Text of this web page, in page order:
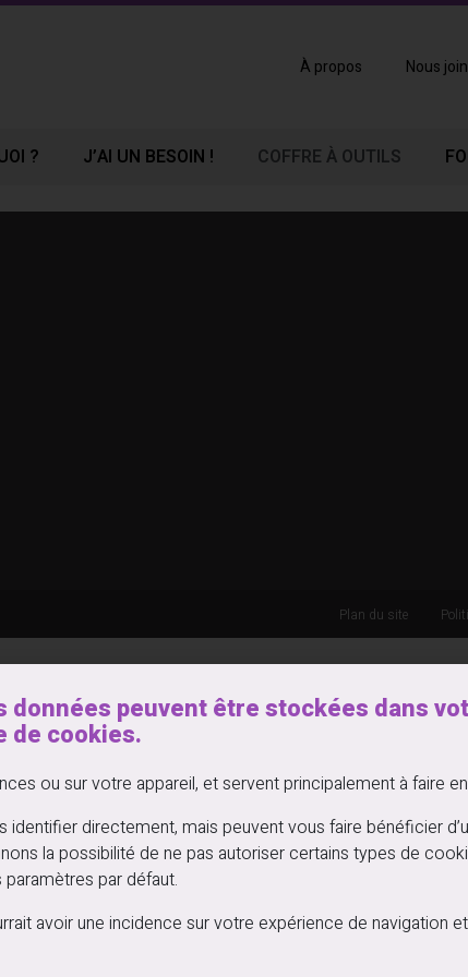
À propos Nous
? J’AI UN BESOIN ! COFFRE À OUTILS
Plan du site
données peuvent être stockées dans
de cookies.
ou sur votre appareil, et servent principalement à faire
directement, mais peuvent vous faire bénéficier
la possibilité de ne pas autoriser certains types de
par défaut.
avoir une incidence sur votre expérience de navigation